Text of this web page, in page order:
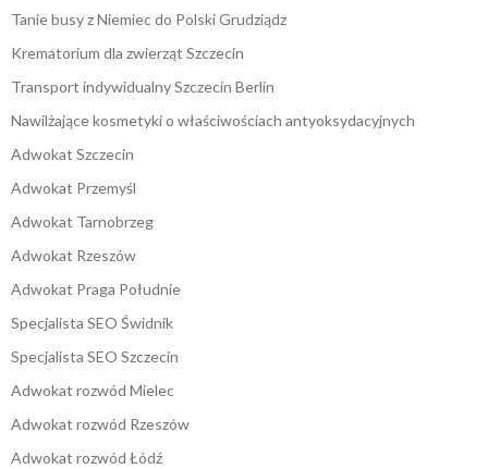
Tanie busy z Niemiec do Polski Grudziądz
Krematorium dla zwierząt Szczecin
Transport indywidualny Szczecin Berlin
Nawilżające kosmetyki o właściwościach antyoksydacyjnych
Adwokat Szczecin
Adwokat Przemyśl
Adwokat Tarnobrzeg
Adwokat Rzeszów
Adwokat Praga Południe
Specjalista SEO Świdnik
Specjalista SEO Szczecin
Adwokat rozwód Mielec
Adwokat rozwód Rzeszów
Adwokat rozwód Łódź